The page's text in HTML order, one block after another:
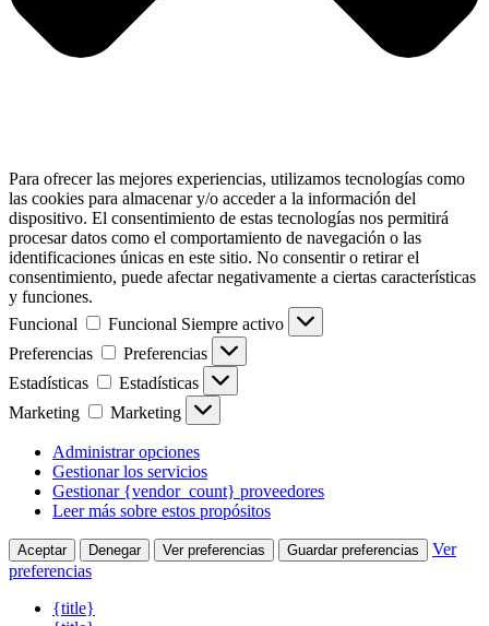
Para ofrecer las mejores experiencias, utilizamos tecnologías como
las cookies para almacenar y/o acceder a la información del
dispositivo. El consentimiento de estas tecnologías nos permitirá
procesar datos como el comportamiento de navegación o las
identificaciones únicas en este sitio. No consentir o retirar el
consentimiento, puede afectar negativamente a ciertas características
y funciones.
Funcional
Funcional Siempre activo
Preferencias
Preferencias
Estadísticas
Estadísticas
Marketing
Marketing
Administrar opciones
Gestionar los servicios
Gestionar {vendor_count} proveedores
Leer más sobre estos propósitos
Aceptar Denegar Ver preferencias Guardar preferencias
Ver
preferencias
{title}